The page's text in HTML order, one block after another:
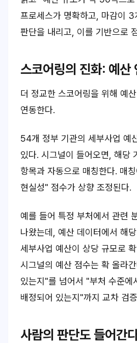
프로세스가 명확하고, 마감이
판단을 내리고, 이를 기반으로
스코어링의 진화: 예산
더 정교한 스코어링을 위해 예
연동한다.
54개 정부 기관의 세부사업 예
있다. 시그널이 들어오면, 해당
항목과 자동으로 매칭한다. 매
현실성" 점수가 상향 조정된다.
예를 들어 특정 부처에서 관련
나왔는데, 예산 데이터에서 해
세부사업 예산이 상당 규모로 확
시그널의 예산 점수는 확 올라
있는지"를 넘어서 "부처 수준에
배정되어 있는지"까지 교차 검
사람의 판단도 들어간